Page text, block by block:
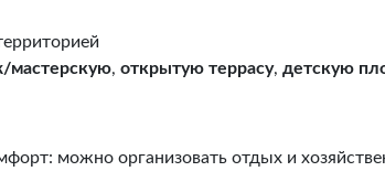
мастерскую, открытую террасу, детскую
можно организовать отдых и